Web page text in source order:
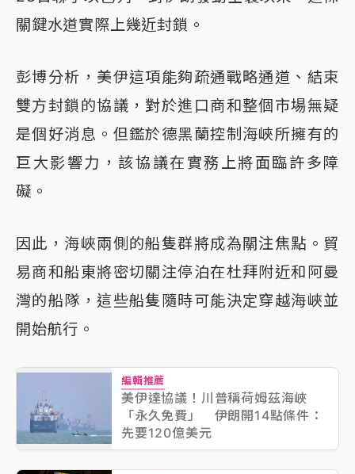
關鍵水道實際上幾近封鎖。
彭博分析，美伊這項能夠疏通戰略通道、結束
雙方封鎖的協議，對於進口商和整個市場無疑
是個好消息。但鑑於德黑蘭控制海峽所擁有的
巨大影響力，該協議在實務上將面臨許多障
礙。
因此，海峽兩側的船隻群將成為關注焦點。貿
易商和船東將密切關注停泊在杜拜附近和阿曼
灣的船隊，這些船隻隨時可能決定穿越海峽並
開始航行。
編輯推薦
美伊達協議！川普稱荷姆茲海峽
「永久免費」 伊朗開14點條件：
先要120億美元